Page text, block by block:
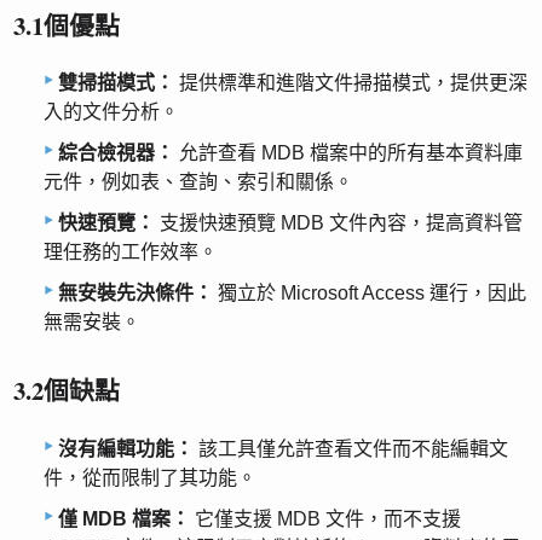
3.1個優點
雙掃描模式： 提供標準和進階文件掃描模式，提供更深
入的文件分析。
綜合檢視器：
允許查看 MDB 檔案中的所有基本資料庫
元件，例如表、查詢、索引和關係。
快速預覽：
支援快速預覽 MDB 文件內容，提高資料管
理任務的工作效率。
無安裝先決條件： 獨立於 Microsoft Access 運行，因此
無需安裝。
3.2個缺點
沒有編輯功能： 該工具僅允許查看文件而不能編輯文
件，從而限制了其功能。
僅 MDB 檔案：
它僅支援 MDB 文件，而不支援